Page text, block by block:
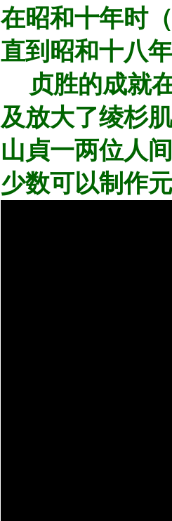
在昭和十年时
直到昭和十八
贞胜的成就
及放大了绫杉
山貞一两位人
少数可以制作